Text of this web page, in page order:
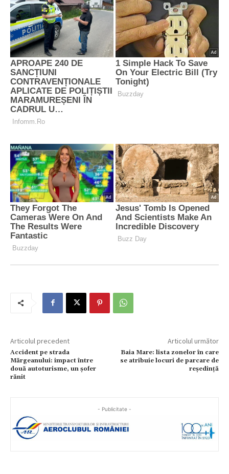
Articolul precedent
Accident pe strada
Mărgeanului: impact între
două autoturisme, un șofer
rănit
Articolul următor
Baia Mare: lista zonelor în care
se atribuie locuri de parcare de
reședință
- Publicitate -